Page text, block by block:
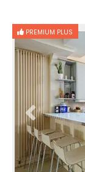
PREMIUM PLUS